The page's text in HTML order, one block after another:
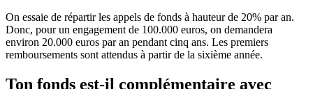
On essaie de répartir les appels de fonds à hauteur de 20% par an.
Donc, pour un engagement de 100.000 euros, on demandera
environ 20.000 euros par an pendant cinq ans. Les premiers
remboursements sont attendus à partir de la sixième année.
Ton fonds est-il complémentaire avec